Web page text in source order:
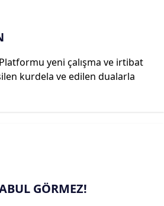
yeni çalışma ve irtibat
kurdela ve edilen dualarla
GÖRMEZ!